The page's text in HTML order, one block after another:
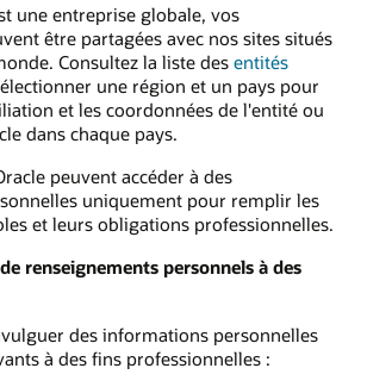
une entreprise globale, vos
être partagées avec nos sites situés
Consultez la liste des entités
une région et un pays pour
et les coordonnées de l'entité ou
dans chaque pays.
peuvent accéder à des
uniquement pour remplir les
et leurs obligations professionnelles.
renseignements personnels à des
des informations personnelles
à des fins professionnelles :